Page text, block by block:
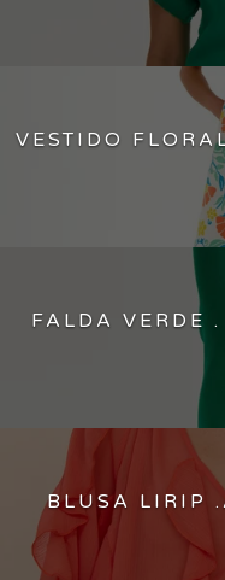
VESTIDO
FALDA VERDE
BLUSA LIRIP